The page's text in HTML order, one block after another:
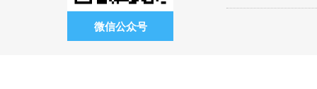
微信公众号